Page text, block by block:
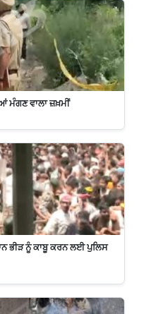
ਮੰਗਣ ਵਾਲਾ ਜ਼ਖ਼ਮੀਂ
ਭੀੜ ਨੂੰ ਕਾਬੂ ਕਰਨ ਲਈ ਪੁਲਿਸ